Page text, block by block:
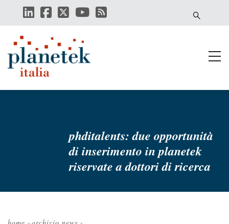
contenuto
phditalents: due opportunità
di inserimento in planetek
riservate a dottori di ricerca